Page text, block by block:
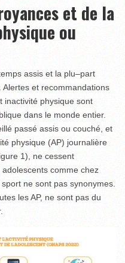
et de la
ou
assis et la plu–part
Alertes et recom­mandations
inacti­vité physique sont
dans le monde entier.
passé assis ou couché, et
physique (AP) journalière
1), ne cessent
comme chez
ne sont pas syno­ny­mes.
les AP, ne sont pas du